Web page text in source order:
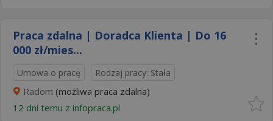
Praca zdalna | Doradca Klienta | Do 16
000 zł/mies...
Umowa o pracę Rodzaj pracy: Stała
Radom (możliwa praca zdalna)
12 dni temu z infopraca.pl